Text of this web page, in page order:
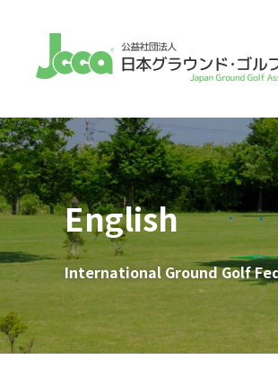
English
International Ground Golf